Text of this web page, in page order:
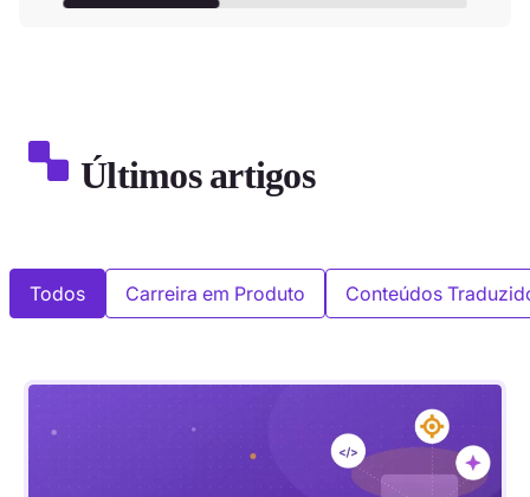
Últimos artigos
Todos Carreira em Produto Conteúdos